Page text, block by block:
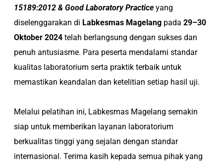
15189:2012 & Good Laboratory Practice yang
diselenggarakan di Labkesmas Magelang pada 29–30
Oktober 2024 telah berlangsung dengan sukses dan
penuh antusiasme. Para peserta mendalami standar
kualitas laboratorium serta praktik terbaik untuk
memastikan keandalan dan ketelitian setiap hasil uji.
Melalui pelatihan ini, Labkesmas Magelang semakin
siap untuk memberikan layanan laboratorium
berkualitas tinggi yang sejalan dengan standar
internasional. Terima kasih kepada semua pihak yang